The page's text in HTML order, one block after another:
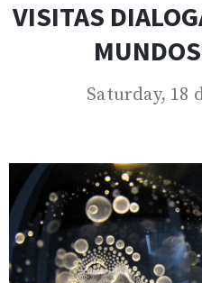
VISITAS
Saturday, 18